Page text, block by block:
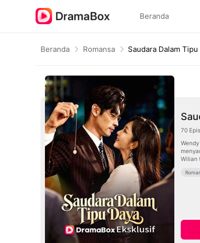
Beranda
Beranda Romansa Saudara Dalam Tipu
70
Wilian